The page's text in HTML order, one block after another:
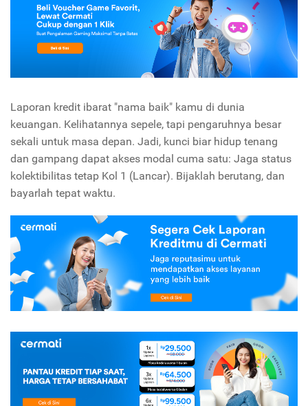
Laporan kredit ibarat "nama baik" kamu di dunia
keuangan. Kelihatannya sepele, tapi pengaruhnya besar
sekali untuk masa depan. Jadi, kunci biar hidup tenang
dan gampang dapat akses modal cuma satu: Jaga status
kolektibilitas tetap Kol 1 (Lancar). Bijaklah berutang, dan
bayarlah tepat waktu.